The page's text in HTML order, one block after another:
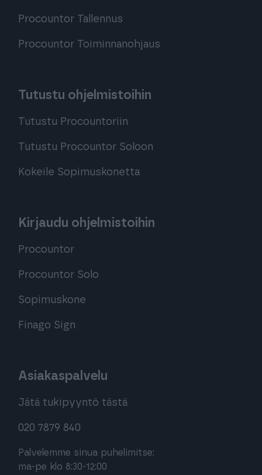
Procountor Tallennus
Procountor Toiminnanohjaus
Tutustu ohjelmistoihin
Tutustu Procountoriin
Tutustu Procountor Soloon
Kokeile Sopimuskonetta
Kirjaudu ohjelmistoihin
Procountor
Procountor Solo
Sopimuskone
Finago Sign
Asiakaspalvelu
Jätä tukipyyntö tästä
020 7879 840
Palvelemme sinua puhelimitse:
ma-pe klo 8:30-12:00